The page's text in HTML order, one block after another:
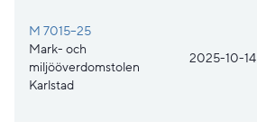
M 7015–25
Mark- och
miljööverdomstolen
Karlstad
2025-10-14